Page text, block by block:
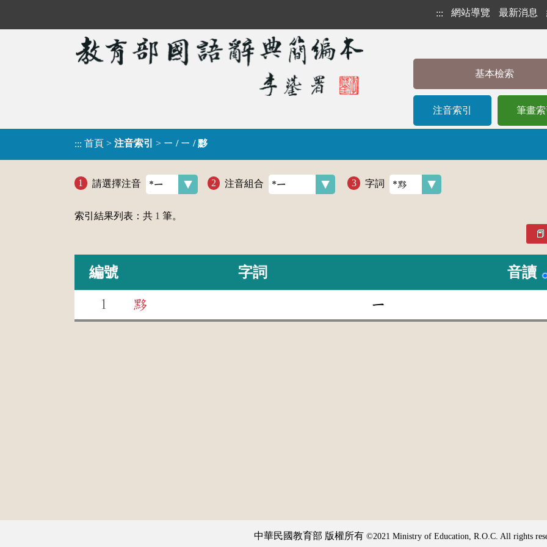
::: 網站導覽 最新消息
基本檢索
注音索引 筆畫索
::: 首頁 > 注音索引 > ㄧ / ㄧ / 黟
請選擇注音 注音組合 字詞
索引結果列表：共 1 筆。
編號 字詞 音讀
1 黟 ㄧ
中華民國教育部 版權所有 ©2021 Ministry of Education, R.O.C. All rights